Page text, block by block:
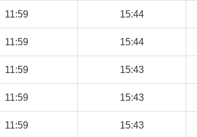
11:59 15:44
11:59 15:44
11:59 15:43
11:59 15:43
11:59 15:43